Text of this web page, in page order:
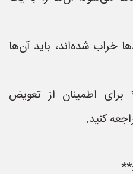
خراب شده‌اند، باید آن‌ها
اطمینان از تعویض
کنید.